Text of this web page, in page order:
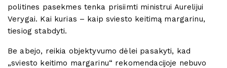
politines pasekmes tenka prisiimti ministrui Aurelijui
Verygai. Kai kurias – kaip sviesto keitimą margarinu,
tiesiog stabdyti.
Be abejo, reikia objektyvumo dėlei pasakyti, kad
„sviesto keitimo margarinu“ rekomendacijoje nebuvo